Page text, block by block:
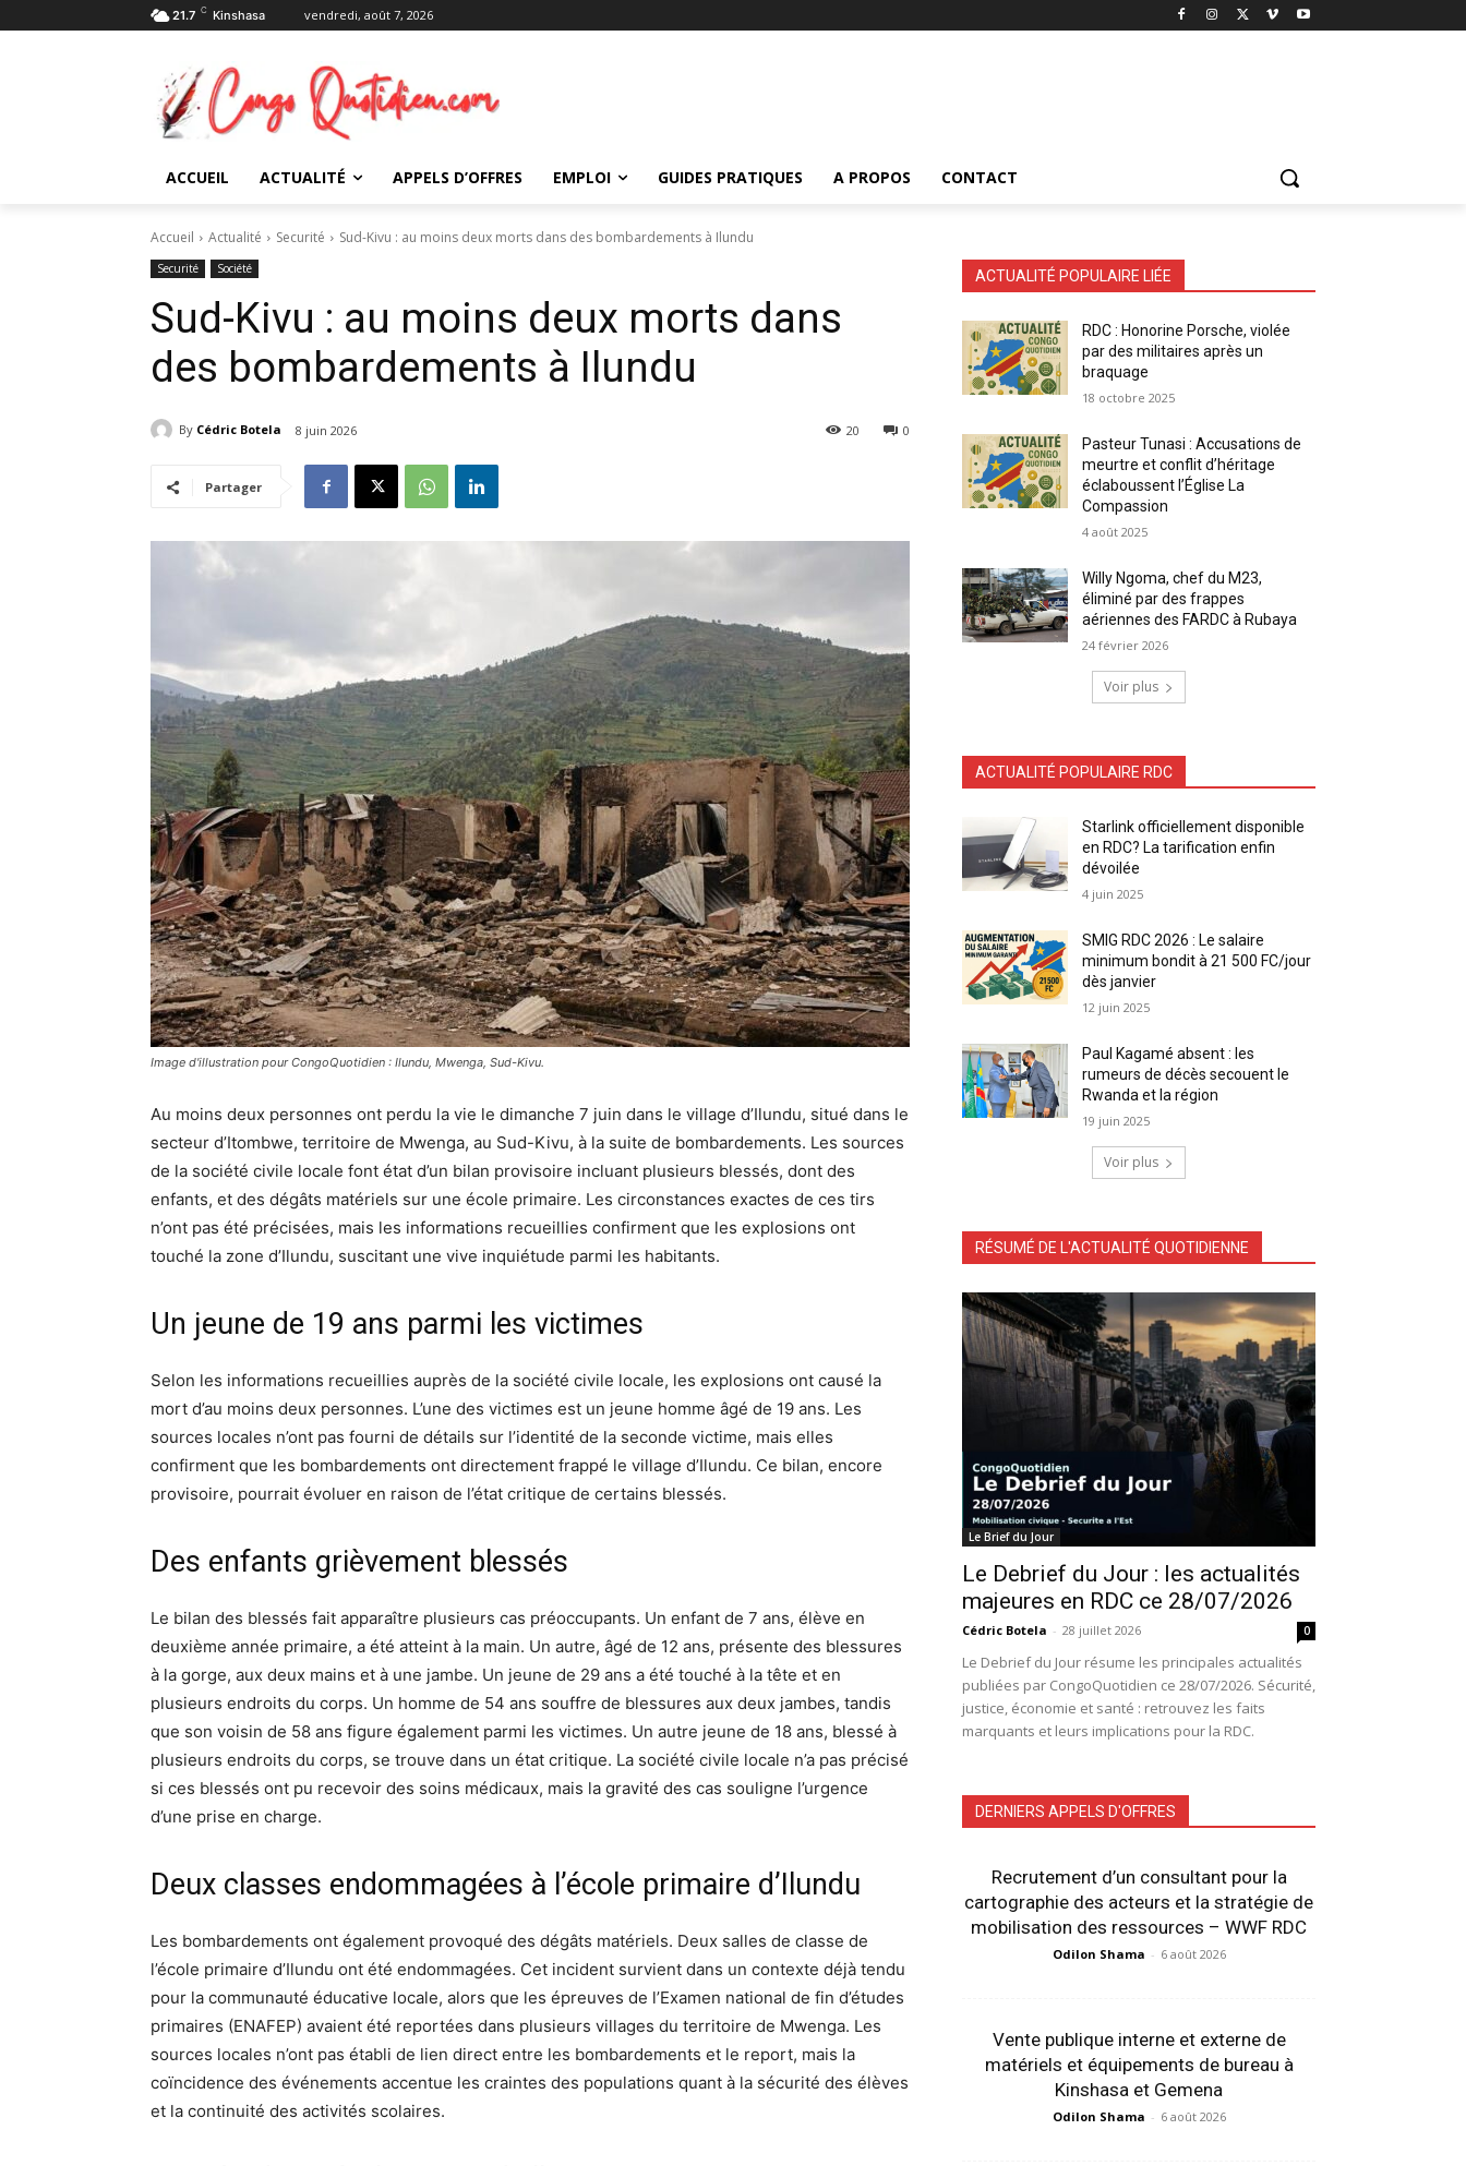
21.7 C Kinshasa vendredi, août 7, 2026
ACCUEIL ACTUALITÉ APPELS D’OFFRES EMPLOI GUIDES PRATIQUES A PROPOS CONTACT
Accueil Actualité Securité Sud-Kivu : au moins deux morts dans des bombardements à Ilundu
Securité Société
Sud-Kivu : au moins deux morts dans
des bombardements à Ilundu
By Cédric Botela 8 juin 2026 0
20
Partager
Image d'illustration pour CongoQuotidien : Ilundu, Mwenga, Sud-Kivu.
Au moins deux personnes ont perdu la vie le dimanche 7 juin dans le village d’Ilundu, situé dans le
secteur d’Itombwe, territoire de Mwenga, au Sud-Kivu, à la suite de bombardements. Les sources
de la société civile locale font état d’un bilan provisoire incluant plusieurs blessés, dont des
enfants, et des dégâts matériels sur une école primaire. Les circonstances exactes de ces tirs
n’ont pas été précisées, mais les informations recueillies confirment que les explosions ont
touché la zone d’Ilundu, suscitant une vive inquiétude parmi les habitants.
Un jeune de 19 ans parmi les victimes
Selon les informations recueillies auprès de la société civile locale, les explosions ont causé la
mort d’au moins deux personnes. L’une des victimes est un jeune homme âgé de 19 ans. Les
sources locales n’ont pas fourni de détails sur l’identité de la seconde victime, mais elles
confirment que les bombardements ont directement frappé le village d’Ilundu. Ce bilan, encore
provisoire, pourrait évoluer en raison de l’état critique de certains blessés.
Des enfants grièvement blessés
Le bilan des blessés fait apparaître plusieurs cas préoccupants. Un enfant de 7 ans, élève en
deuxième année primaire, a été atteint à la main. Un autre, âgé de 12 ans, présente des blessures
à la gorge, aux deux mains et à une jambe. Un jeune de 29 ans a été touché à la tête et en
plusieurs endroits du corps. Un homme de 54 ans souffre de blessures aux deux jambes, tandis
que son voisin de 58 ans figure également parmi les victimes. Un autre jeune de 18 ans, blessé à
plusieurs endroits du corps, se trouve dans un état critique. La société civile locale n’a pas précisé
si ces blessés ont pu recevoir des soins médicaux, mais la gravité des cas souligne l’urgence
d’une prise en charge.
Deux classes endommagées à l’école primaire d’Ilundu
Les bombardements ont également provoqué des dégâts matériels. Deux salles de classe de
l’école primaire d’Ilundu ont été endommagées. Cet incident survient dans un contexte déjà tendu
pour la communauté éducative locale, alors que les épreuves de l’Examen national de fin d’études
primaires (ENAFEP) avaient été reportées dans plusieurs villages du territoire de Mwenga. Les
sources locales n’ont pas établi de lien direct entre les bombardements et le report, mais la
coïncidence des événements accentue les craintes des populations quant à la sécurité des élèves
et la continuité des activités scolaires.
ACTUALITÉ POPULAIRE LIÉE
RDC : Honorine Porsche, violée
par des militaires après un
braquage
18 octobre 2025
Pasteur Tunasi : Accusations de
meurtre et conflit d’héritage
éclaboussent l’Église La
Compassion
4 août 2025
Willy Ngoma, chef du M23,
éliminé par des frappes
aériennes des FARDC à Rubaya
24 février 2026
Voir plus
ACTUALITÉ POPULAIRE RDC
Starlink officiellement disponible
en RDC? La tarification enfin
dévoilée
4 juin 2025
SMIG RDC 2026 : Le salaire
minimum bondit à 21 500 FC/jour
dès janvier
12 juin 2025
Paul Kagamé absent : les
rumeurs de décès secouent le
Rwanda et la région
19 juin 2025
Voir plus
RÉSUMÉ DE L'ACTUALITÉ QUOTIDIENNE
Le Brief du Jour
Le Debrief du Jour : les actualités
majeures en RDC ce 28/07/2026
Cédric Botela - 28 juillet 2026 0
Le Debrief du Jour résume les principales actualités
publiées par CongoQuotidien ce 28/07/2026. Sécurité,
justice, économie et santé : retrouvez les faits
marquants et leurs implications pour la RDC.
DERNIERS APPELS D'OFFRES
Recrutement d’un consultant pour la
cartographie des acteurs et la stratégie de
mobilisation des ressources – WWF RDC
Odilon Shama - 6 août 2026
Vente publique interne et externe de
matériels et équipements de bureau à
Kinshasa et Gemena
Odilon Shama - 6 août 2026